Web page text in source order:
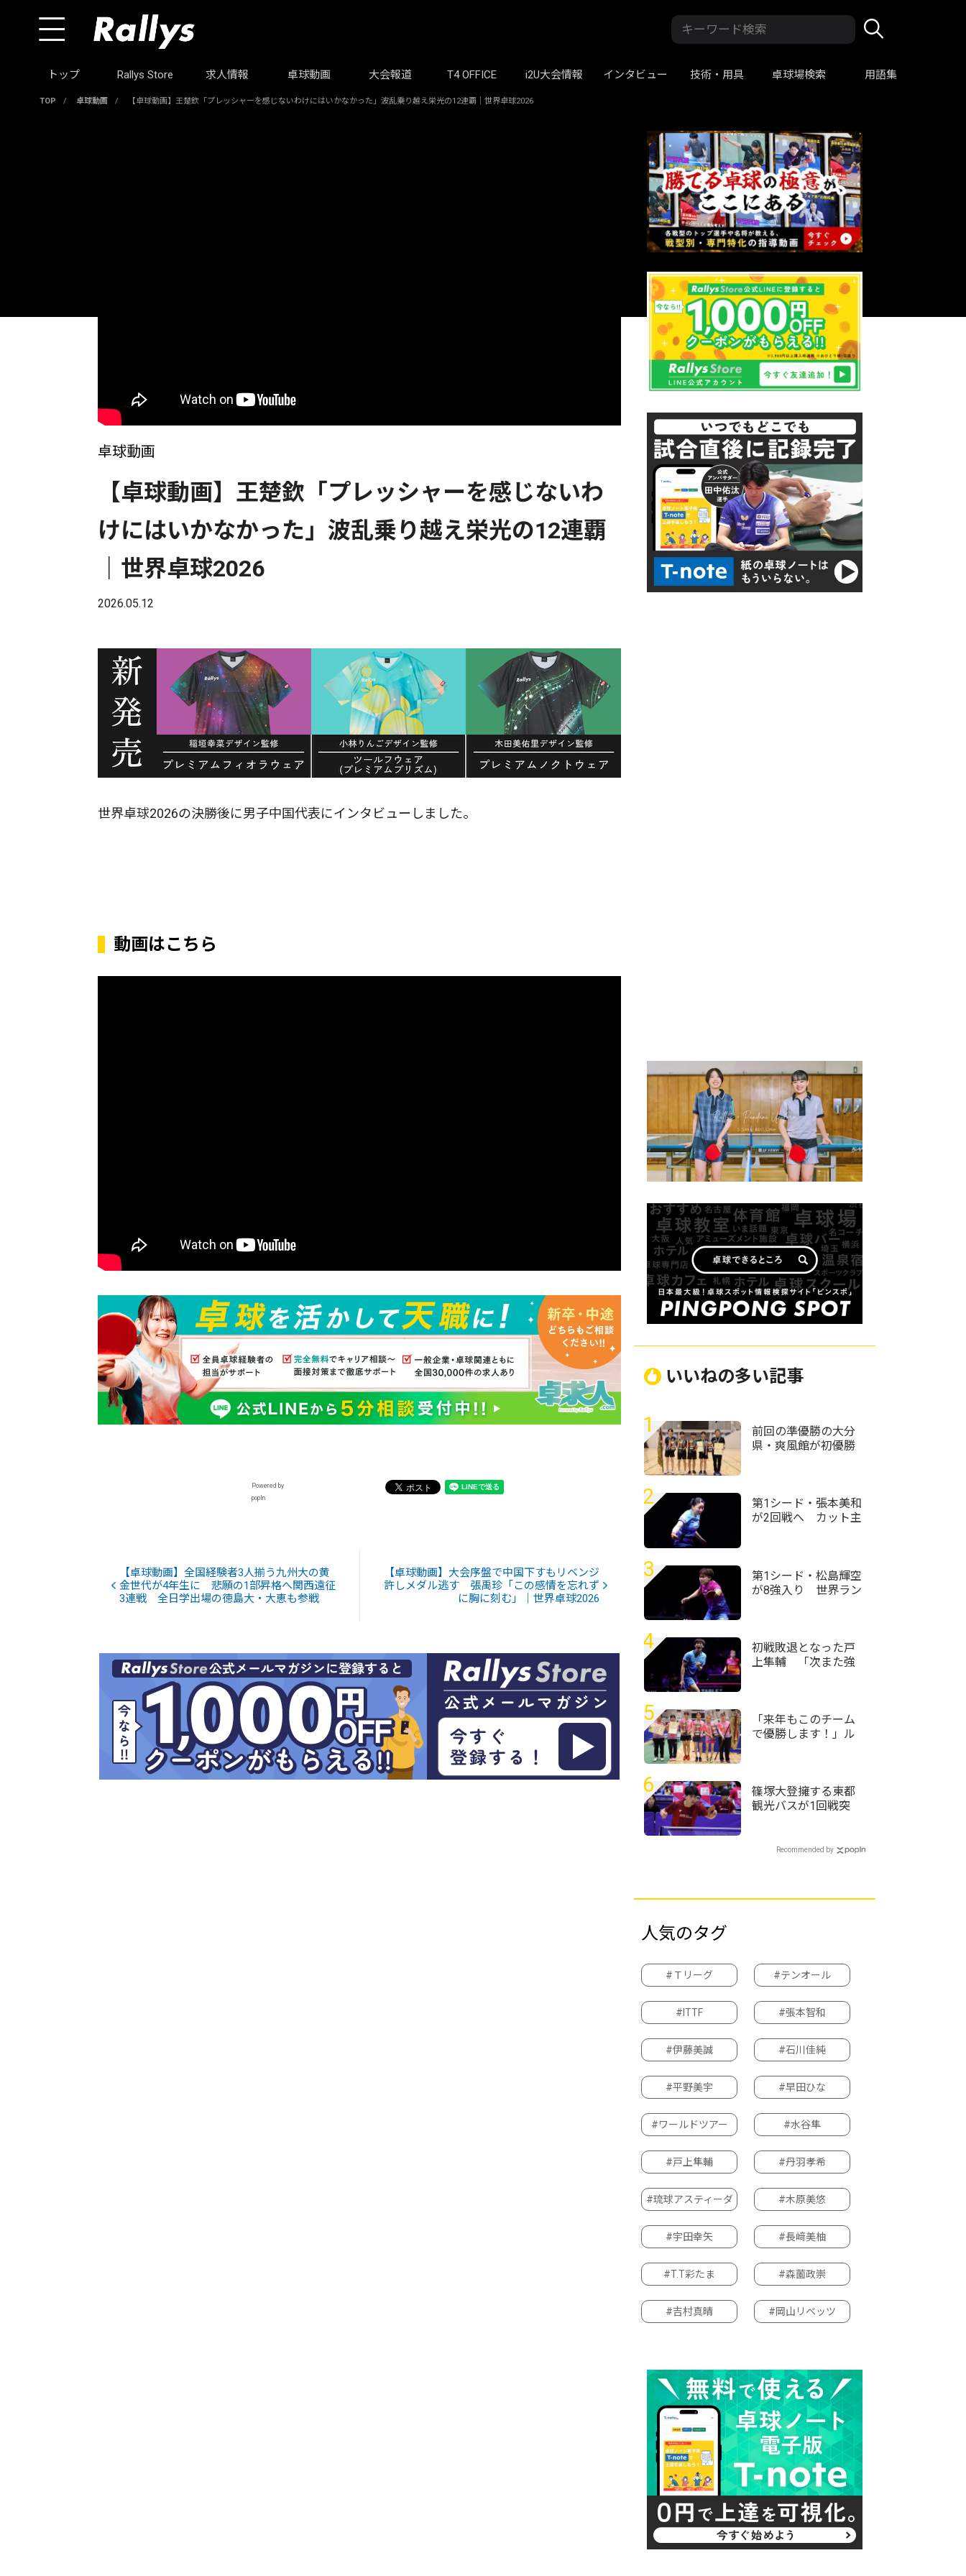
トップ Rallys Store 求人情報 卓球動画 大会報道 T4 OFFICE i2U大会情報 インタビュー 技術・用具 卓球場検索 用語集
TOP / 卓球動画 / 【卓球動画】王楚欽「プレッシャーを感じないわけにはいかなかった」波乱乗り越え栄光の12連覇｜世界卓球2026
卓球動画
【卓球動画】王楚欽「プレッシャーを感じないわ
けにはいかなかった」波乱乗り越え栄光の12連覇
｜世界卓球2026
2026.05.12
世界卓球2026の決勝後に男子中国代表にインタビューしました。
動画はこちら
Powered by
popIn
【卓球動画】全国経験者3人揃う九州大の黄
金世代が4年生に 悲願の1部昇格へ関西遠征
3連戦 全日学出場の徳島大・大恵も参戦
【卓球動画】大会序盤で中国下すもリベンジ
許しメダル逃す 張禹珍「この感情を忘れず
に胸に刻む」｜世界卓球2026
いいねの多い記事
1
前回の準優勝の大分
県・爽風館が初優勝
2
第1シード・張本美和
が2回戦へ カット主
ンズ横浜2026＞
3
第1シード・松島輝空
が8強入り 世界ラン
＞
4
初戦敗退となった戸
上隼輔 「次また強
WTTチャンピオンズ
横浜2026＞
5
「来年もこのチーム
で優勝します！」ル
通信制卓球大会＞
6
篠塚大登擁する東都
観光バスが1回戦突
＜第76回全日本実業
Recommended by
人気のタグ
#Ｔリーグ #テンオール
#ITTF #張本智和
#伊藤美誠 #石川佳純
#平野美宇 #早田ひな
#ワールドツアー #水谷隼
#戸上隼輔 #丹羽孝希
#琉球アスティーダ #木原美悠
#宇田幸矢 #長﨑美柚
#T.T彩たま #森薗政崇
#吉村真晴 #岡山リベッツ